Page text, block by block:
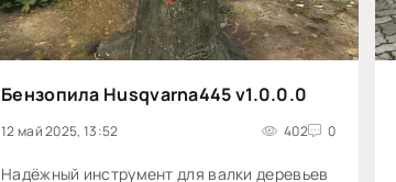
Бензопила Husqvarna445 v1.0.0.0
12 май 2025, 13:52 402 0
Надёжный инструмент для валки деревьев